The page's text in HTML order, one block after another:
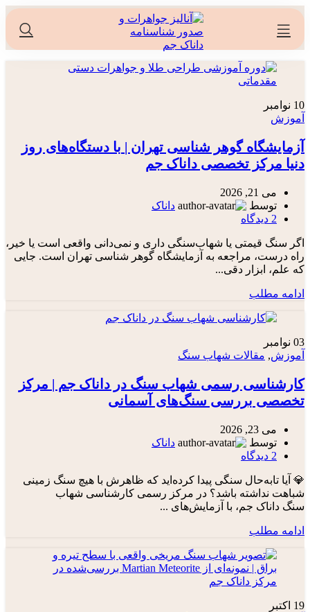
10 نوامبر
آموزش
آزمایشگاه گوهر شناسی تهران | با دستگاه‌های روز
دنیا مرکز تخصصی داناک جم
می 21, 2026
توسط
داناک
2 دیدگاه
اگر سنگ قیمتی یا شهاب‌سنگی داری و نمی‌دانی واقعی است یا خیر،
راه درست، مراجعه به آزمایشگاه گوهر شناسی تهران است. جایی
که علم، ابزار دقی...
ادامه مطلب
03 نوامبر
آموزش, مقالات شهاب سنگ
کارشناسی رسمی شهاب‌ سنگ در داناک جم | مرکز
تخصصی بررسی سنگ‌های آسمانی
می 23, 2026
توسط
داناک
2 دیدگاه
💎 آیا تا‌به‌حال سنگی پیدا کرده‌اید که ظاهرش با هیچ سنگ زمینی
شباهت نداشته باشد؟ در مرکز رسمی کارشناسی شهاب
سنگ داناک جم، با آزمایش‌های ...
ادامه مطلب
19 اکتبر